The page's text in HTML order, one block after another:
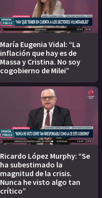
María Eugenia Vidal: “La
inflación que hay es de
Massa y Cristina. No soy
cogobierno de Milei”
Ricardo López Murphy: “Se
ha subestimado la
magnitud de la crisis.
Nunca he visto algo tan
crítico”